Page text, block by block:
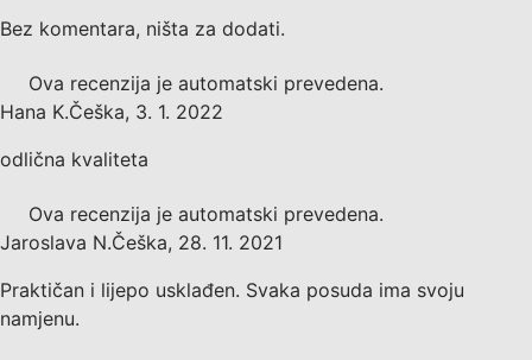
Bez komentara, ništa za dodati.
Ova recenzija je automatski prevedena.
Hana K.Češka, 3. 1. 2022
odlična kvaliteta
Ova recenzija je automatski prevedena.
Jaroslava N.Češka, 28. 11. 2021
Praktičan i lijepo usklađen. Svaka posuda ima svoju
namjenu.